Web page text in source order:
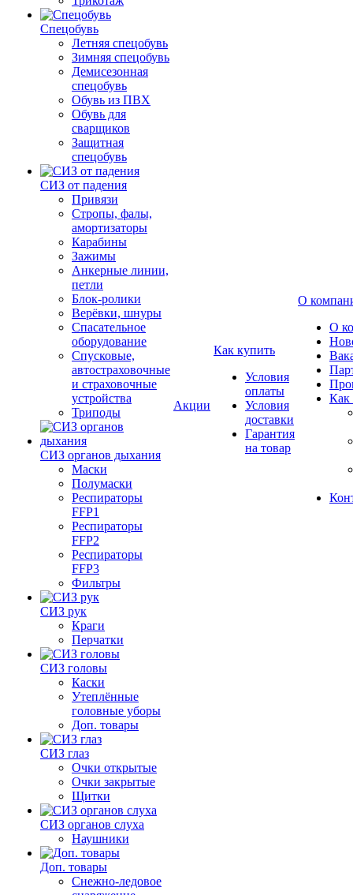
Спецобувь
Летняя спецобувь
Зимняя спецобувь
Демисезонная
спецобувь
Обувь из ПВХ
Обувь для
сварщиков
Защитная
спецобувь
СИЗ от падения
Привязи
Стропы, фалы,
амортизаторы
Карабины
Зажимы
Анкерные линии,
петли
Блок-ролики
Верёвки, шнуры
Спасательное
оборудование
Спусковые,
автостраховочные
и страховочные
устройства
Триподы
СИЗ органов дыхания
Маски
Полумаски
Респираторы
FFP1
Респираторы
FFP2
Респираторы
FFP3
Фильтры
СИЗ рук
Краги
Перчатки
СИЗ головы
Каски
Утеплённые
головные уборы
Доп. товары
СИЗ глаз
Очки открытые
Очки закрытые
Щитки
СИЗ органов слуха
Наушники
Доп. товары
Снежно-ледовое
Акции
Как купить
Условия
оплаты
Условия
доставки
Гарантия
на товар
О
О
Как